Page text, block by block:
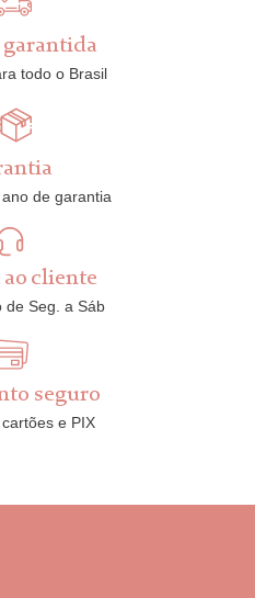
garantida
todo o Brasil
de garantia
cliente
de Seg. a Sáb
seguro
e PIX